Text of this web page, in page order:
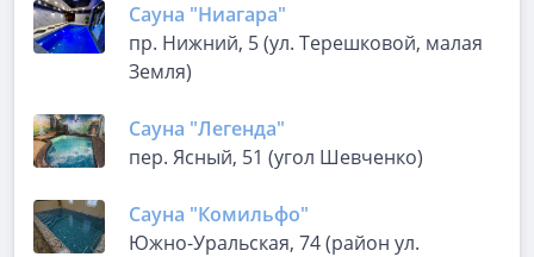
Сауна "Ниагара"
пр. Нижний, 5 (ул. Терешковой, малая
Земля)
Сауна "Легенда"
пер. Ясный, 51 (угол Шевченко)
Сауна "Комильфо"
Южно-Уральская, 74 (район ул.